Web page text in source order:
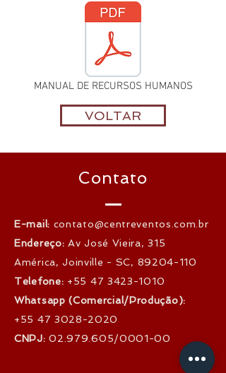
MANUAL DE RECURSOS HUMANOS
VOLTAR
Contato
E-mail: contato@centreventos.com.br
Endereço: Av José Vieira, 315
América, Joinville - SC, 89204-110
Telefone: +55 47 3423-1010
Whatsapp (Comercial/Produção):
+55 47 3028-2020
CNPJ: 02.979.605/0001-00